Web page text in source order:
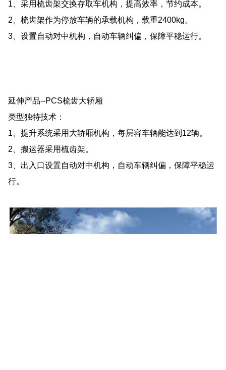
4、可扩展出入口数量，提高运行效率。
1、采用梳齿架交换存取车机构，提高效率，节约成本。
2、梳齿架作为停放车辆的承载机构，载重2400kg。
3、设置自动对中机构，自动车辆纠偏，保障平稳运行。